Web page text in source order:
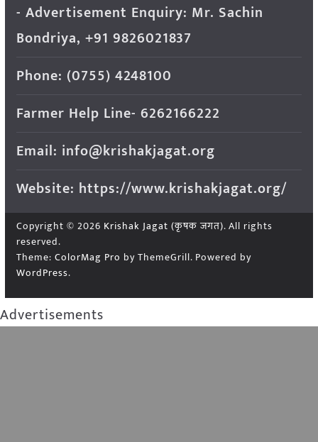
- Advertisement Enquiry: Mr. Sachin
Bondriya, +91 9826021837
Phone: (0755) 4248100
Farmer Help Line- 6262166222
Email: info@krishakjagat.org
Website: https://www.krishakjagat.org/
Copyright © 2026 Krishak Jagat (कृषक जगत). All rights
reserved.
Theme: ColorMag Pro by ThemeGrill. Powered by
WordPress.
Advertisements